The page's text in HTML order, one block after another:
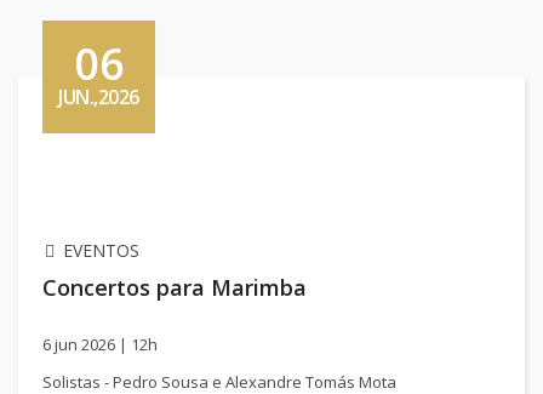
06
JUN.,2026
EVENTOS
Concertos para Marimba
6 jun 2026 | 12h
Solistas -Pedro Sousa e Alexandre Tomás Mota